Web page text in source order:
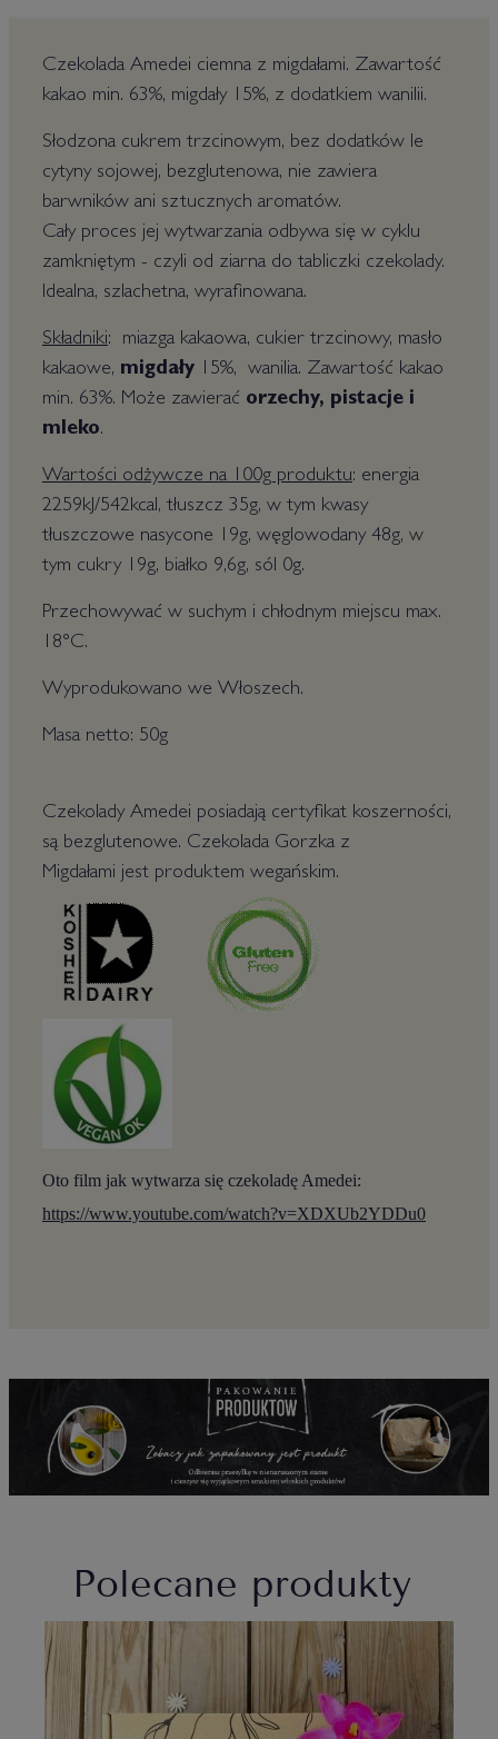
Czekolada Amedei ciemna z migdałami. Zawartość
kakao min. 63%, migdały 15%, z dodatkiem wanilii.
Słodzona cukrem trzcinowym, bez dodatków le
cytyny sojowej, bezglutenowa, nie zawiera
barwników ani sztucznych aromatów.
Cały proces jej wytwarzania odbywa się w cyklu
zamkniętym - czyli od ziarna do tabliczki czekolady.
Idealna, szlachetna, wyrafinowana.
Składniki: miazga kakaowa, cukier trzcinowy, masło
kakaowe, migdały 15%, wanilia. Zawartość kakao
min. 63%. Może zawierać orzechy, pistacje i
mleko.
Wartości odżywcze na 100g produktu: energia
2259kJ/542kcal, tłuszcz 35g, w tym kwasy
tłuszczowe nasycone 19g, węglowodany 48g, w
tym cukry 19g, białko 9,6g, sól 0g.
Przechowywać w suchym i chłodnym miejscu max.
18°C.
Wyprodukowano we Włoszech.
Masa netto: 50g
Czekolady Amedei posiadają certyfikat koszerności,
są bezglutenowe. Czekolada Gorzka z
Migdałami jest produktem wegańskim.
Oto film jak wytwarza się czekoladę Amedei:
https://www.youtube.com/watch?v=XDXUb2YDDu0
Polecane produkty